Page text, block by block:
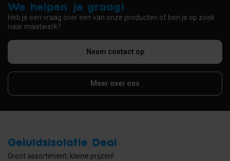
We helpen je graag!
Heb je een vraag over een van onze producten of ben je op zoek
naar maatwerk?
Neem contact op
Meer over ons
Geluidsisolatie Deal
Groot assortiment; kleine prijzen!